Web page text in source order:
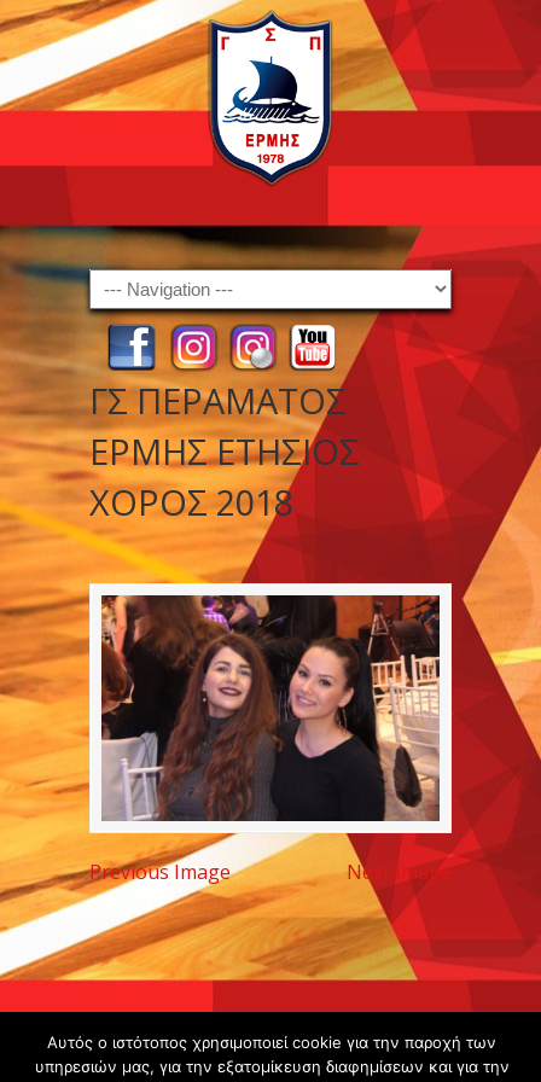
Navigation
ΓΣ ΠΕΡΑΜΑΤΟΣ
ΕΡΜΗΣ ΕΤΗΣΙΟΣ
ΧΟΡΟΣ 2018
Previous Image Next Image
Copyright ©
2020 -
Αυτός ο ιστότοπος χρησιμοποιεί cookie για την παροχή των
υπηρεσιών μας, για την εξατομίκευση διαφημίσεων και για την